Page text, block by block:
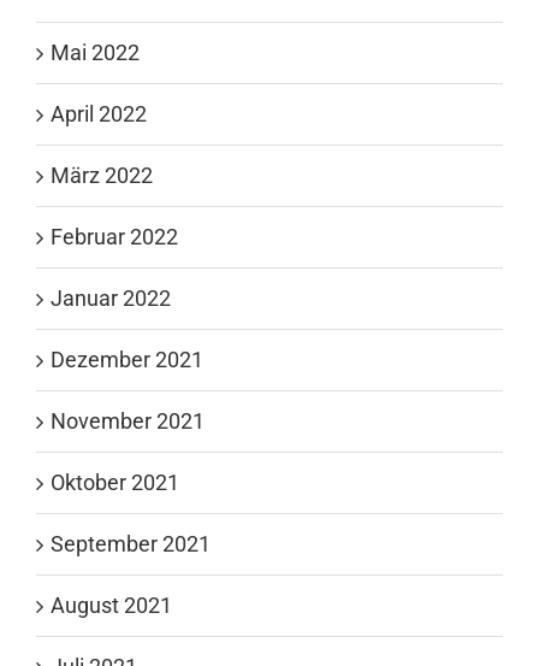
Mai 2022
April 2022
März 2022
Februar 2022
Januar 2022
Dezember 2021
November 2021
Oktober 2021
September 2021
August 2021